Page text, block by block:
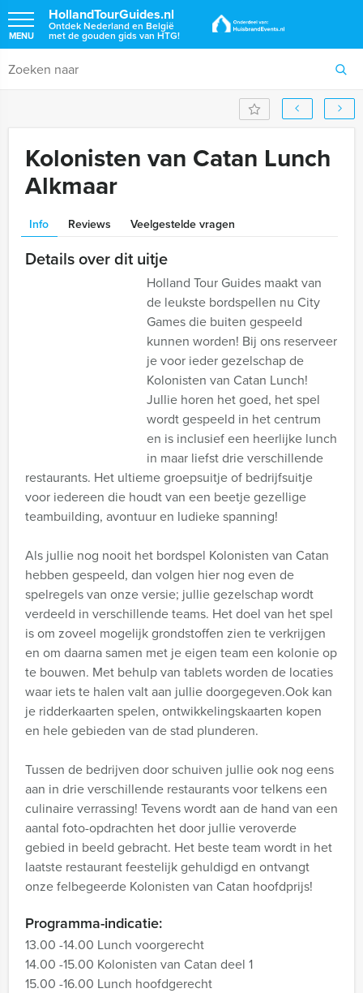
HollandTourGuides.nl
Ontdek Nederland en België
met de gouden gids van HTG!
MENU
Kolonisten van Catan Lunch
Alkmaar
Info Reviews Veelgestelde vragen
Details over dit uitje
Holland Tour Guides maakt van
de leukste bordspellen nu City
Games die buiten gespeeld
kunnen worden! Bij ons reserveer
je voor ieder gezelschap de
Kolonisten van Catan Lunch!
Jullie horen het goed, het spel
wordt gespeeld in het centrum
en is inclusief een heerlijke lunch
in maar liefst drie verschillende
restaurants. Het ultieme groepsuitje of bedrijfsuitje
voor iedereen die houdt van een beetje gezellige
teambuilding, avontuur en ludieke spanning!
Als jullie nog nooit het bordspel Kolonisten van Catan
hebben gespeeld, dan volgen hier nog even de
spelregels van onze versie; jullie gezelschap wordt
verdeeld in verschillende teams. Het doel van het spel
is om zoveel mogelijk grondstoffen zien te verkrijgen
en om daarna samen met je eigen team een kolonie op
te bouwen. Met behulp van tablets worden de locaties
waar iets te halen valt aan jullie doorgegeven.Ook kan
je ridderkaarten spelen, ontwikkelingskaarten kopen
en hele gebieden van de stad plunderen.
Tussen de bedrijven door schuiven jullie ook nog eens
aan in drie verschillende restaurants voor telkens een
culinaire verrassing! Tevens wordt aan de hand van een
aantal foto-opdrachten het door jullie veroverde
gebied in beeld gebracht. Het beste team wordt in het
laatste restaurant feestelijk gehuldigd en ontvangt
onze felbegeerde Kolonisten van Catan hoofdprijs!
Programma-indicatie:
13.00 -14.00 Lunch voorgerecht
14.00 -15.00 Kolonisten van Catan deel 1
15.00 -16.00 Lunch hoofdgerecht